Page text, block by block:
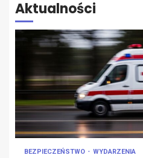
Aktualności
BEZPIECZEŃSTWO WYDARZENIA